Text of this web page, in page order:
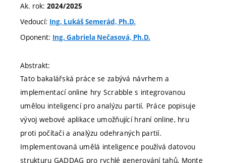
Ak. rok: 2024/2025
Vedoucí: Ing. Lukáš Semerád, Ph.D.
Oponent: Ing. Gabriela Nečasová, Ph.D.
Abstrakt:
Tato bakalářská práce se zabývá návrhem a
implementací online hry Scrabble s integrovanou
umělou inteligencí pro analýzu partií. Práce popisuje
vývoj webové aplikace umožňující hraní online, hru
proti počítači a analýzu odehraných partií.
Implementovaná umělá inteligence používá datovou
strukturu GADDAG pro rychlé generování tahů, Monte